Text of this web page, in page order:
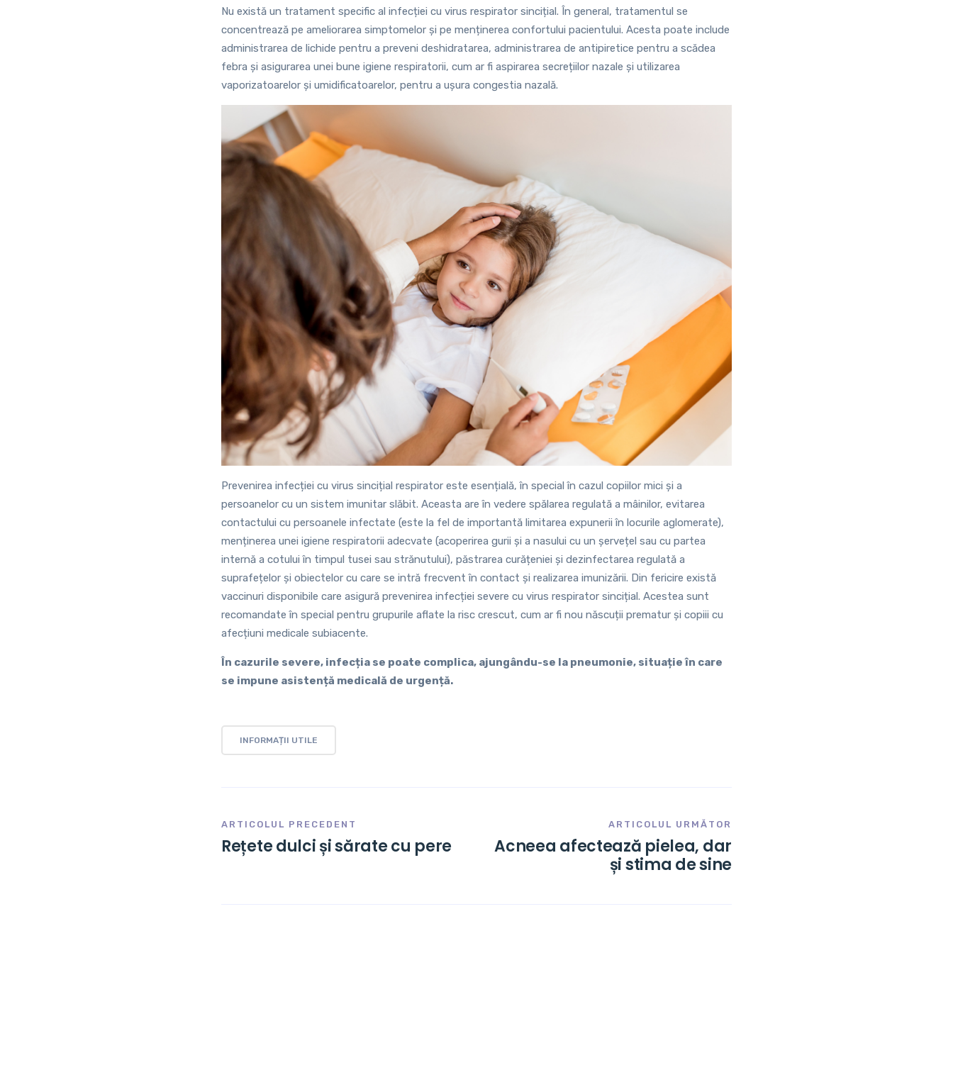
Nu există un tratament specific al infecției cu virus respirator sincițial. În general, tratamentul se
concentrează pe ameliorarea simptomelor și pe menținerea confortului pacientului. Acesta poate include
administrarea de lichide pentru a preveni deshidratarea, administrarea de antipiretice pentru a scădea
febra și asigurarea unei bune igiene respiratorii, cum ar fi aspirarea secrețiilor nazale și utilizarea
vaporizatoarelor și umidificatoarelor, pentru a ușura congestia nazală.
Prevenirea infecției cu virus sincițial respirator este esențială, în special în cazul copiilor mici și a
persoanelor cu un sistem imunitar slăbit. Aceasta are în vedere spălarea regulată a mâinilor, evitarea
contactului cu persoanele infectate (este la fel de importantă limitarea expunerii în locurile aglomerate),
menținerea unei igiene respiratorii adecvate (acoperirea gurii și a nasului cu un șervețel sau cu partea
internă a cotului în timpul tusei sau strănutului), păstrarea curățeniei și dezinfectarea regulată a
suprafețelor și obiectelor cu care se intră frecvent în contact și realizarea imunizării. Din fericire există
vaccinuri disponibile care asigură prevenirea infecției severe cu virus respirator sincițial. Acestea sunt
recomandate în special pentru grupurile aflate la risc crescut, cum ar fi nou născuții prematur și copiii cu
afecțiuni medicale subiacente.
În cazurile severe, infecția se poate complica, ajungându-se la pneumonie, situație în care
se impune asistență medicală de urgență.
INFORMAȚII UTILE
ARTICOLUL PRECEDENT
Rețete dulci și sărate cu pere
ARTICOLUL URMĂTOR
Acneea afectează pielea, dar
și stima de sine